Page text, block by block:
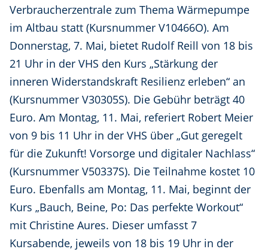
Verbraucherzentrale zum Thema Wärmepumpe
im Altbau statt (Kursnummer V10466O). Am
Donnerstag, 7. Mai, bietet Rudolf Reill von 18 bis
21 Uhr in der VHS den Kurs „Stärkung der
inneren Widerstandskraft Resilienz erleben“ an
(Kursnummer V30305S). Die Gebühr beträgt 40
Euro. Am Montag, 11. Mai, referiert Robert Meier
von 9 bis 11 Uhr in der VHS über „Gut geregelt
für die Zukunft! Vorsorge und digitaler Nachlass“
(Kursnummer V50337S). Die Teilnahme kostet 10
Euro. Ebenfalls am Montag, 11. Mai, beginnt der
Kurs „Bauch, Beine, Po: Das perfekte Workout“
mit Christine Aures. Dieser umfasst 7
Kursabende, jeweils von 18 bis 19 Uhr in der